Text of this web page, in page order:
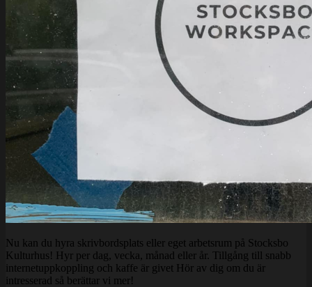
Nu kan du hyra skrivbordsplats eller eget arbetsrum på Stocksbo
Kulturhus! Hyr per dag, vecka, månad eller år. Tillgång till snabb
internetuppkoppling och kaffe är givet Hör av dig om du är
intresserad så berättar vi mer!